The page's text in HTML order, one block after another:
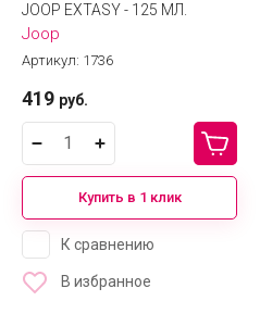
JOOP EXTASY - 125 МЛ.
Joop
Артикул: 1736
419 руб.
Купить в 1 клик
К сравнению
В избранное